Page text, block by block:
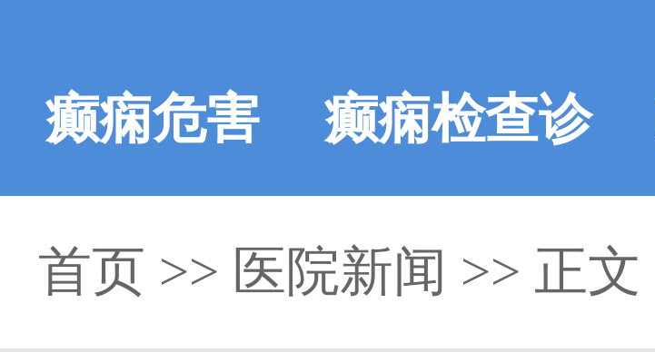
癫痫危害 癫痫检查诊
断
首页 >> 医院新闻 >> 正文